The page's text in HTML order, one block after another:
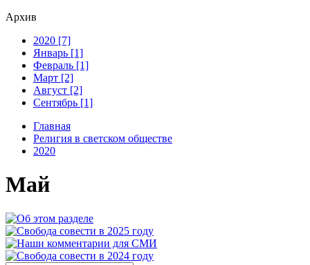
Архив
2020 [7]
Январь [1]
Февраль [1]
Март [2]
Август [2]
Сентябрь [1]
Главная
Религия в светском обществе
2020
Май